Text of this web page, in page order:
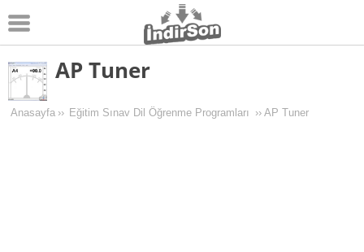
Android
Pc Oyunları
AP Tuner
Anasayfa ›› Eğitim Sınav Dil Öğrenme Programları ›› AP Tuner